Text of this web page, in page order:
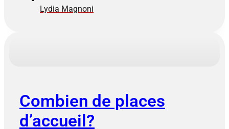
Lydia Magnoni
Combien de places
d’accueil?